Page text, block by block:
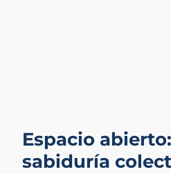
Espacio
sabiduría